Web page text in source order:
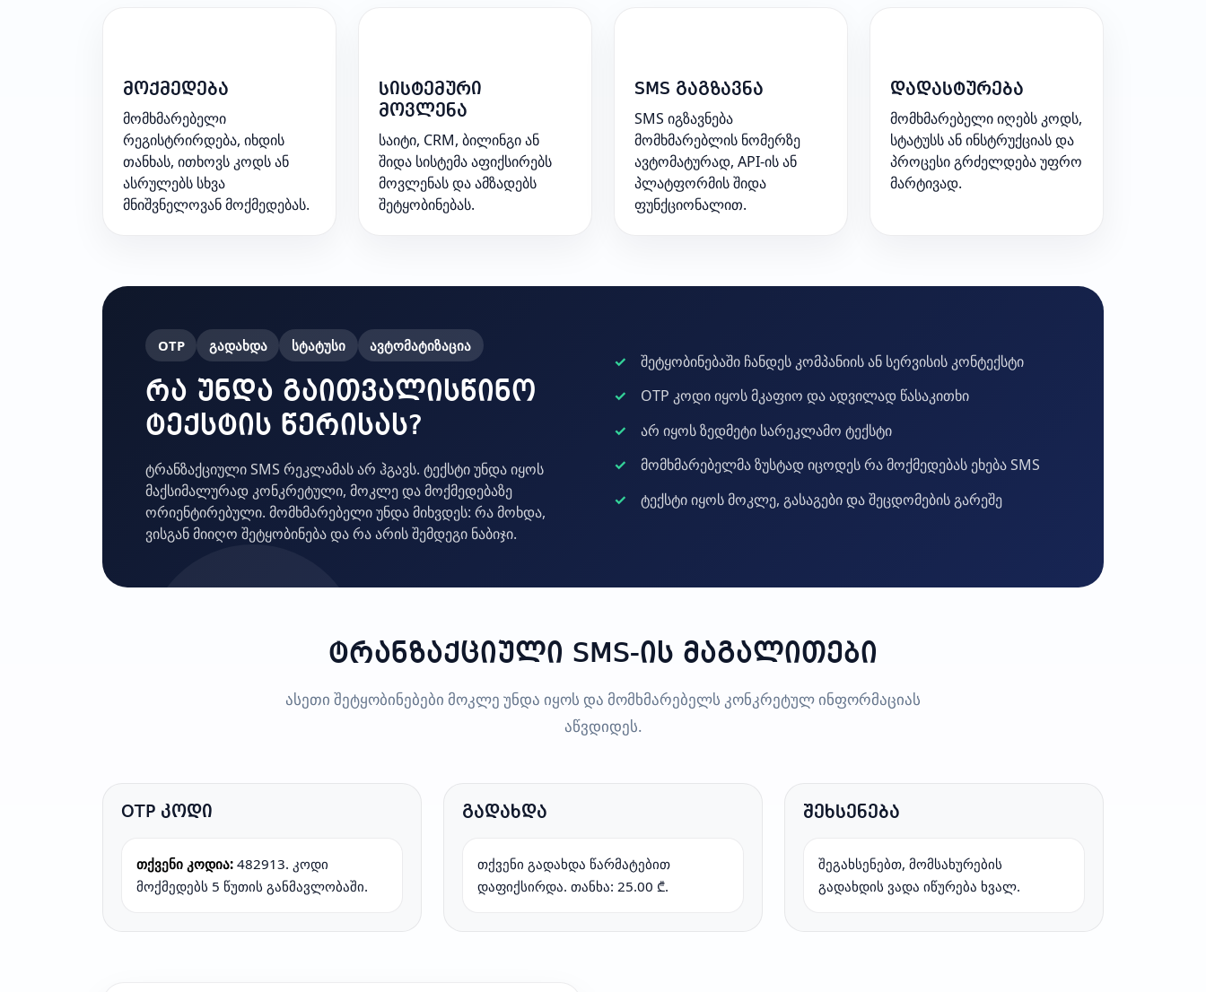
მოქმედება
მომხმარებელი
რეგისტრირდება, იხდის
თანხას, ითხოვს კოდს ან
ასრულებს სხვა
მნიშვნელოვან მოქმედებას.
სისტემური
მოვლენა
საიტი, CRM, ბილინგი ან
შიდა სისტემა აფიქსირებს
მოვლენას და ამზადებს
შეტყობინებას.
SMS გაგზავნა
SMS იგზავნება
მომხმარებლის ნომერზე
ავტომატურად, API-ის ან
პლატფორმის შიდა
ფუნქციონალით.
დადასტურება
მომხმარებელი იღებს კოდს,
სტატუსს ან ინსტრუქციას და
პროცესი გრძელდება უფრო
მარტივად.
OTP გადახდა სტატუსი ავტომატიზაცია
რა უნდა გაითვალისწინო
ტექსტის წერისას?
ტრანზაქციული SMS რეკლამას არ ჰგავს. ტექსტი უნდა იყოს
მაქსიმალურად კონკრეტული, მოკლე და მოქმედებაზე
ორიენტირებული. მომხმარებელი უნდა მიხვდეს: რა მოხდა,
ვისგან მიიღო შეტყობინება და რა არის შემდეგი ნაბიჯი.
შეტყობინებაში ჩანდეს კომპანიის ან სერვისის კონტექსტი
OTP კოდი იყოს მკაფიო და ადვილად წასაკითხი
არ იყოს ზედმეტი სარეკლამო ტექსტი
მომხმარებელმა ზუსტად იცოდეს რა მოქმედებას ეხება SMS
ტექსტი იყოს მოკლე, გასაგები და შეცდომების გარეშე
ტრანზაქციული SMS-ის მაგალითები
ასეთი შეტყობინებები მოკლე უნდა იყოს და მომხმარებელს კონკრეტულ ინფორმაციას
აწვდიდეს.
OTP კოდი
თქვენი კოდია: 482913. კოდი
მოქმედებს 5 წუთის განმავლობაში.
გადახდა
თქვენი გადახდა წარმატებით
დაფიქსირდა. თანხა: 25.00 ₾.
შეხსენება
შეგახსენებთ, მომსახურების
გადახდის ვადა იწურება ხვალ.